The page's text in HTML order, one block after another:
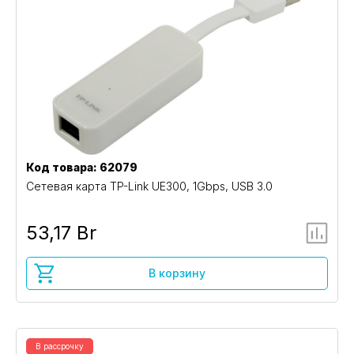
Код товара: 62079
Сетевая карта TP-Link UE300, 1Gbps, USB 3.0
53,17 Br
В корзину
В рассрочку